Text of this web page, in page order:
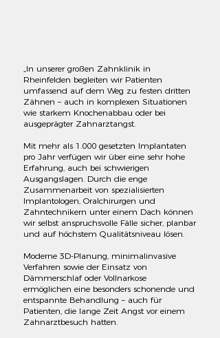
„In unserer großen Zahnklinik in
Rheinfelden begleiten wir Patienten
umfassend auf dem Weg zu festen dritten
Zähnen – auch in komplexen Situationen
wie starkem Knochenabbau oder bei
ausgeprägter Zahnarztangst.
Mit mehr als 1.000 gesetzten Implantaten
pro Jahr verfügen wir über eine sehr hohe
Erfahrung, auch bei schwierigen
Ausgangslagen. Durch die enge
Zusammenarbeit von spezialisierten
Implantologen, Oralchirurgen und
Zahntechnikern unter einem Dach können
wir selbst anspruchsvolle Fälle sicher, planbar
und auf höchstem Qualitätsniveau lösen.
Moderne 3D-Planung, minimalinvasive
Verfahren sowie der Einsatz von
Dämmerschlaf oder Vollnarkose
ermöglichen eine besonders schonende und
entspannte Behandlung – auch für
Patienten, die lange Zeit Angst vor einem
Zahnarztbesuch hatten.